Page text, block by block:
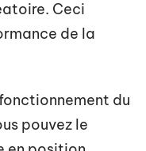
Ceci
de la
du
pouvez le